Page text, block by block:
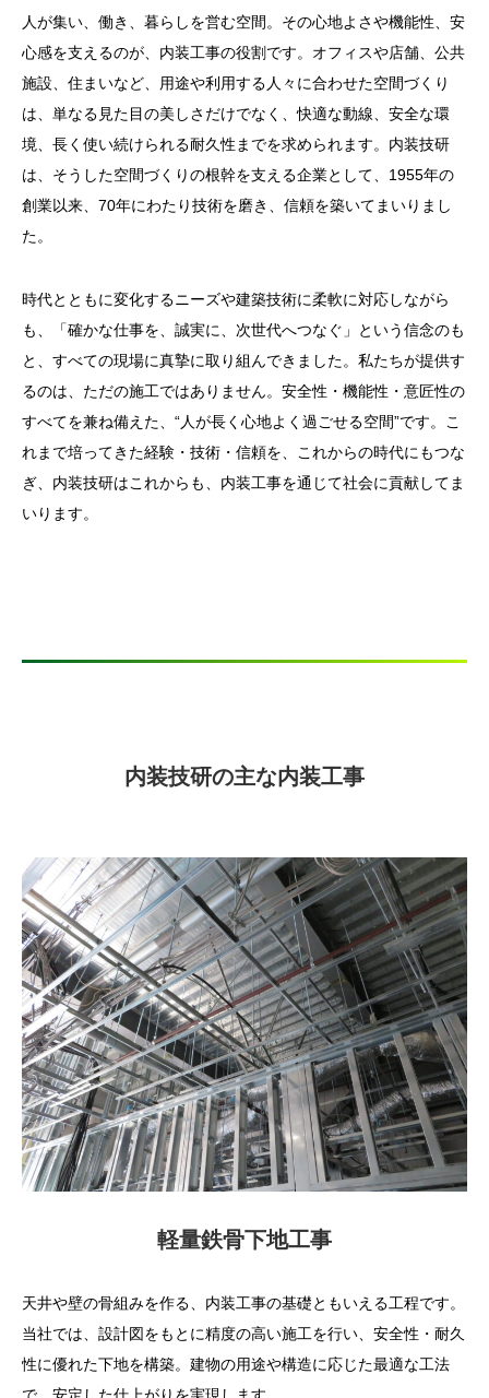
人が集い、働き、暮らしを営む空間。その心地よさや機能性、安
心感を支えるのが、内装工事の役割です。オフィスや店舗、公共
施設、住まいなど、用途や利用する人々に合わせた空間づくり
は、単なる見た目の美しさだけでなく、快適な動線、安全な環
境、長く使い続けられる耐久性までを求められます。内装技研
は、そうした空間づくりの根幹を支える企業として、1955年の
創業以来、70年にわたり技術を磨き、信頼を築いてまいりまし
た。
時代とともに変化するニーズや建築技術に柔軟に対応しながら
も、「確かな仕事を、誠実に、次世代へつなぐ」という信念のも
と、すべての現場に真摯に取り組んできました。私たちが提供す
るのは、ただの施工ではありません。安全性・機能性・意匠性の
すべてを兼ね備えた、“人が長く心地よく過ごせる空間”です。こ
れまで培ってきた経験・技術・信頼を、これからの時代にもつな
ぎ、内装技研はこれからも、内装工事を通じて社会に貢献してま
いります。
内装技研の主な内装工事
軽量鉄骨下地工事
天井や壁の骨組みを作る、内装工事の基礎ともいえる工程です。
当社では、設計図をもとに精度の高い施工を行い、安全性・耐久
性に優れた下地を構築。建物の用途や構造に応じた最適な工法